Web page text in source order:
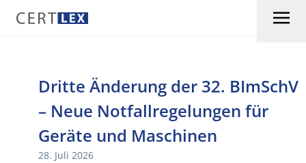
Dritte Änderung der 32. BImSchV
– Neue Notfallregelungen für
Geräte und Maschinen
28. Juli 2026